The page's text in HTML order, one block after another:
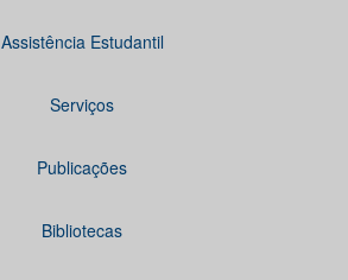
Assistência Estudantil
Serviços
Publicações
Bibliotecas